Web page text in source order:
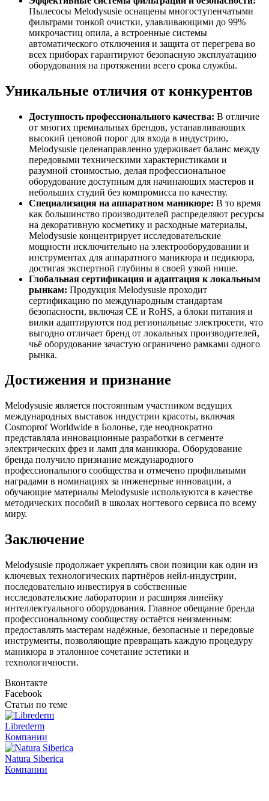
Пылесосы Melodysusie оснащены многоступенчатыми
фильтрами тонкой очистки, улавливающими до 99%
микрочастиц опила, а встроенные системы
автоматического отключения и защита от перегрева во
всех приборах гарантируют безопасную эксплуатацию
оборудования на протяжении всего срока службы.
Уникальные отличия от конкурентов
Доступность профессионального качества: В отличие
от многих премиальных брендов, устанавливающих
высокий ценовой порог для входа в индустрию,
Melodysusie целенаправленно удерживает баланс между
передовыми техническими характеристиками и
разумной стоимостью, делая профессиональное
оборудование доступным для начинающих мастеров и
небольших студий без компромисса по качеству.
Специализация на аппаратном маникюре: В то время
как большинство производителей распределяют ресурсы
на декоративную косметику и расходные материалы,
Melodysusie концентрирует исследовательские
мощности исключительно на электрооборудовании и
инструментах для аппаратного маникюра и педикюра,
достигая экспертной глубины в своей узкой нише.
Глобальная сертификация и адаптация к локальным
рынкам: Продукция Melodysusie проходит
сертификацию по международным стандартам
безопасности, включая CE и RoHS, а блоки питания и
вилки адаптируются под региональные электросети, что
выгодно отличает бренд от локальных производителей,
чьё оборудование зачастую ограничено рамками одного
рынка.
Достижения и признание
Melodysusie является постоянным участником ведущих
международных выставок индустрии красоты, включая
Cosmoprof Worldwide в Болонье, где неоднократно
представляла инновационные разработки в сегменте
электрических фрез и ламп для маникюра. Оборудование
бренда получило признание международного
профессионального сообщества и отмечено профильными
наградами в номинациях за инженерные инновации, а
обучающие материалы Melodysusie используются в качестве
методических пособий в школах ногтевого сервиса по всему
миру.
Заключение
Melodysusie продолжает укреплять свои позиции как один из
ключевых технологических партнёров нейл-индустрии,
последовательно инвестируя в собственные
исследовательские лаборатории и расширяя линейку
интеллектуального оборудования. Главное обещание бренда
профессиональному сообществу остаётся неизменным:
предоставлять мастерам надёжные, безопасные и передовые
инструменты, позволяющие превращать каждую процедуру
маникюра в эталонное сочетание эстетики и
технологичности.
Вконтакте
Facebook
Статьи по теме
Librederm
Компании
Natura Siberica
Компании